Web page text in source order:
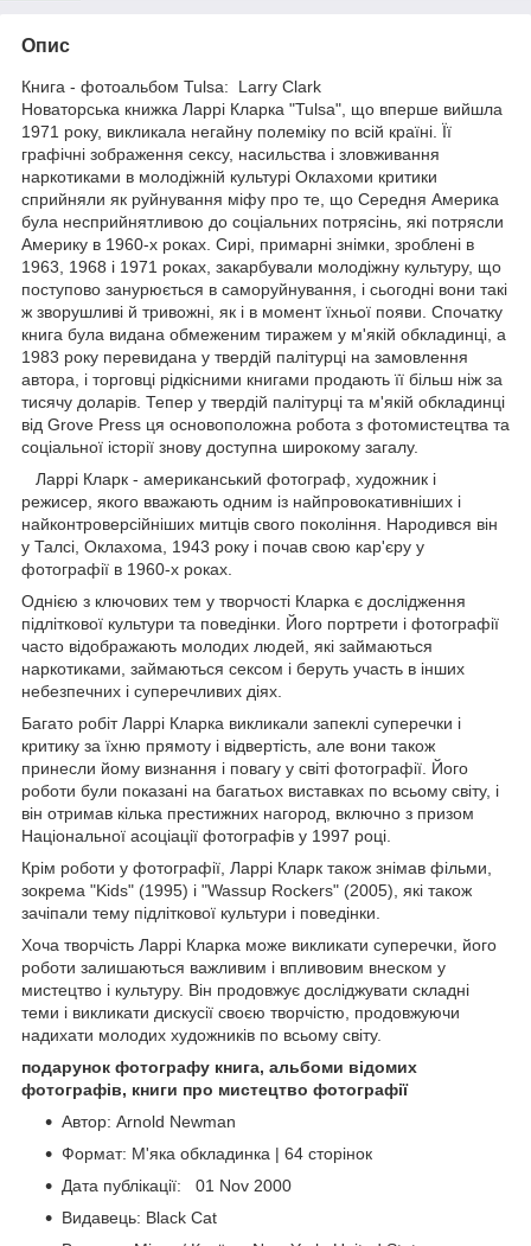
Опис
Книга - фотоальбом Tulsa: Larry Clark
Новаторська книжка Ларрі Кларка "Tulsa", що вперше вийшла
1971 року, викликала негайну полеміку по всій країні. Її
графічні зображення сексу, насильства і зловживання
наркотиками в молодіжній культурі Оклахоми критики
сприйняли як руйнування міфу про те, що Середня Америка
була несприйнятливою до соціальних потрясінь, які потрясли
Америку в 1960-х роках. Сирі, примарні знімки, зроблені в
1963, 1968 і 1971 роках, закарбували молодіжну культуру, що
поступово занурюється в саморуйнування, і сьогодні вони такі
ж зворушливі й тривожні, як і в момент їхньої появи. Спочатку
книга була видана обмеженим тиражем у м'якій обкладинці, а
1983 року перевидана у твердій палітурці на замовлення
автора, і торговці рідкісними книгами продають її більш ніж за
тисячу доларів. Тепер у твердій палітурці та м'якій обкладинці
від Grove Press ця основоположна робота з фотомистецтва та
соціальної історії знову доступна широкому загалу.
Ларрі Кларк - американський фотограф, художник і
режисер, якого вважають одним із найпровокативніших і
найконтроверсійніших митців свого покоління. Народився він
у Талсі, Оклахома, 1943 року і почав свою кар'єру у
фотографії в 1960-х роках.
Однією з ключових тем у творчості Кларка є дослідження
підліткової культури та поведінки. Його портрети і фотографії
часто відображають молодих людей, які займаються
наркотиками, займаються сексом і беруть участь в інших
небезпечних і суперечливих діях.
Багато робіт Ларрі Кларка викликали запеклі суперечки і
критику за їхню прямоту і відвертість, але вони також
принесли йому визнання і повагу у світі фотографії. Його
роботи були показані на багатьох виставках по всьому світу, і
він отримав кілька престижних нагород, включно з призом
Національної асоціації фотографів у 1997 році.
Крім роботи у фотографії, Ларрі Кларк також знімав фільми,
зокрема "Kids" (1995) і "Wassup Rockers" (2005), які також
зачіпали тему підліткової культури і поведінки.
Хоча творчість Ларрі Кларка може викликати суперечки, його
роботи залишаються важливим і впливовим внеском у
мистецтво і культуру. Він продовжує досліджувати складні
теми і викликати дискусії своєю творчістю, продовжуючи
надихати молодих художників по всьому світу.
подарунок фотографу книга, альбоми відомих
фотографів, книги про мистецтво фотографії
Автор: Arnold Newman
Формат: М'яка обкладинка | 64 сторінок
Дата публікації: 01 Nov 2000
Видавець: Black Cat